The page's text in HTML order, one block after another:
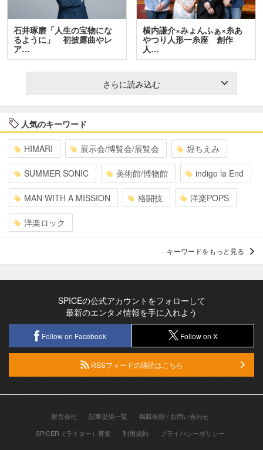
石井琢磨「人生の宝物にな
るように」 初披露曲やレ
ア…
横内謙介×みょんふぁ×糸あ
やつり人形一糸座 創作
人…
さらに読み込む
人気のキーワード
HIMARI 展示会/博覧会/展覧会 堀ちえみ
SUMMER SONIC 美術館/博物館 indigo la End
MAN WITH A MISSION 格闘技 洋楽POPS
洋楽ロック
キーワードをもっと見る
SPICEの公式アカウントをフォローして
最新のエンタメ情報を手に入れよう
Follow on Facebook Follow on X
RSSフィードの購読はこちら
運営会社 記事提供一覧
掲載依頼 / お問い合わせ
SPICER（ライター）募集
利用規約 プライバシーポリシー